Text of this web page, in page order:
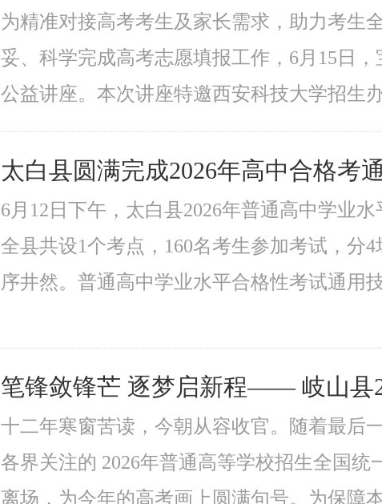
为精准对接高考考生及家长需求，助力考生
妥、科学完成高考志愿填报工作，6月15日
公益讲座。本次讲座特邀西安科技大学招生
太白县圆满完成2026年高中合格考
6月12日下午，太白县2026年普通高中学业
全县共设1个考点，160名考生参加考试，分
序井然。普通高中学业水平合格性考试通用
笔锋敛锋芒 逐梦启新程—— 岐山县
十二年寒窗苦读，今朝从容收官。随着最后
各界关注的 2026年普通高等学校招生全国
离场，为今年的高考画上圆满句号。为保障